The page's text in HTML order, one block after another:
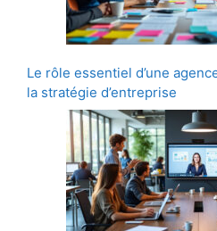
Le rôle essentiel d’une
la stratégie d’entreprise